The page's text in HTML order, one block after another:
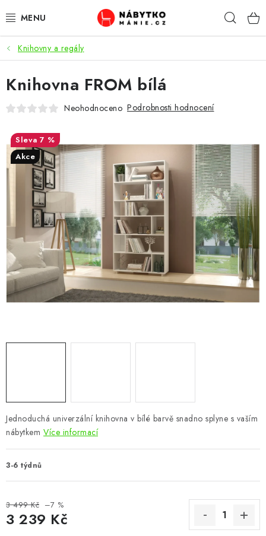
na
OBÝVACÍ POKOJ
KUCHYŇ A JÍDELNA
LOŽNICE
DĚTSKÝ POKOJ
KANCELÁŘ / PRACOVNA
KOUPELNA A WC
PŘEDSÍŇ
CHOVATELSKÉ POTŘEBY
DOPLŇKY A DEKORACE
VÝPRODEJ
Kontakty
Knihovny a regály
Jednoduchá univerzální knihovna v bílé barvě snadno splyne s vaším
nábytkem Více informací
3-6 týdnů
3 499 Kč –7 %
3 239 Kč
Knihovna FROM bílá
Neohodnoceno Podrobnosti hodnocení
7 %
Akce